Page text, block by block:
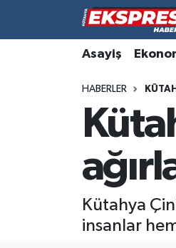
Asayiş
HABERLER
Kütahya
insanlar
Altıntaş
Aslanapa
Biyografiler
Hava Durumu
Trafik Durumu
Süper Lig Puan Durumu
Tüm Manşetler
Son Dakika Haberleri